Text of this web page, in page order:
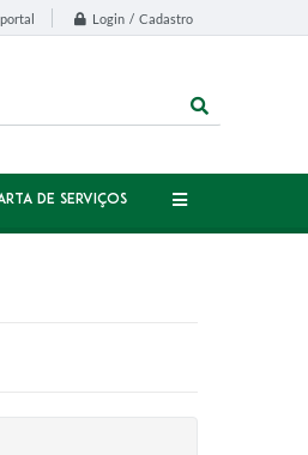
Login / Cadastro
DE SERVIÇOS